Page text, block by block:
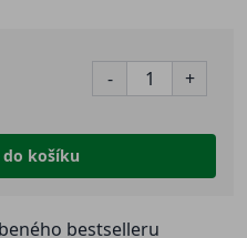
- +
košíku
bestselleru